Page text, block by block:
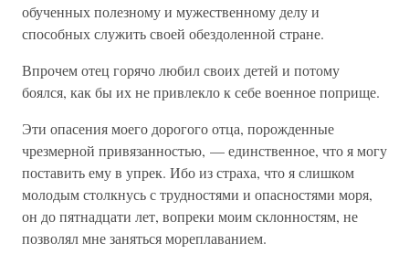
обученных полезному и мужественному делу и
способных служить своей обездоленной стране.
Впрочем отец горячо любил своих детей и потому
боялся, как бы их не привлекло к себе военное поприще.
Эти опасения моего дорогого отца, порожденные
чрезмерной привязанностью, — единственное, что я могу
поставить ему в упрек. Ибо из страха, что я слишком
молодым столкнусь с трудностями и опасностями моря,
он до пятнадцати лет, вопреки моим склонностям, не
позволял мне заняться мореплаванием.